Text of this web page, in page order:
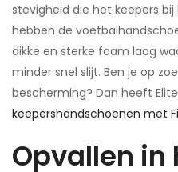
stevigheid die het keepers
hebben de
dikke en sterke foam laag
minder snel slijt. Ben je op
bescherming? Dan heeft
keepershandschoenen met
Opvallen in